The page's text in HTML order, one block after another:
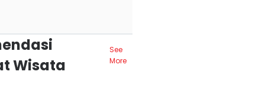
Wisata
See
More